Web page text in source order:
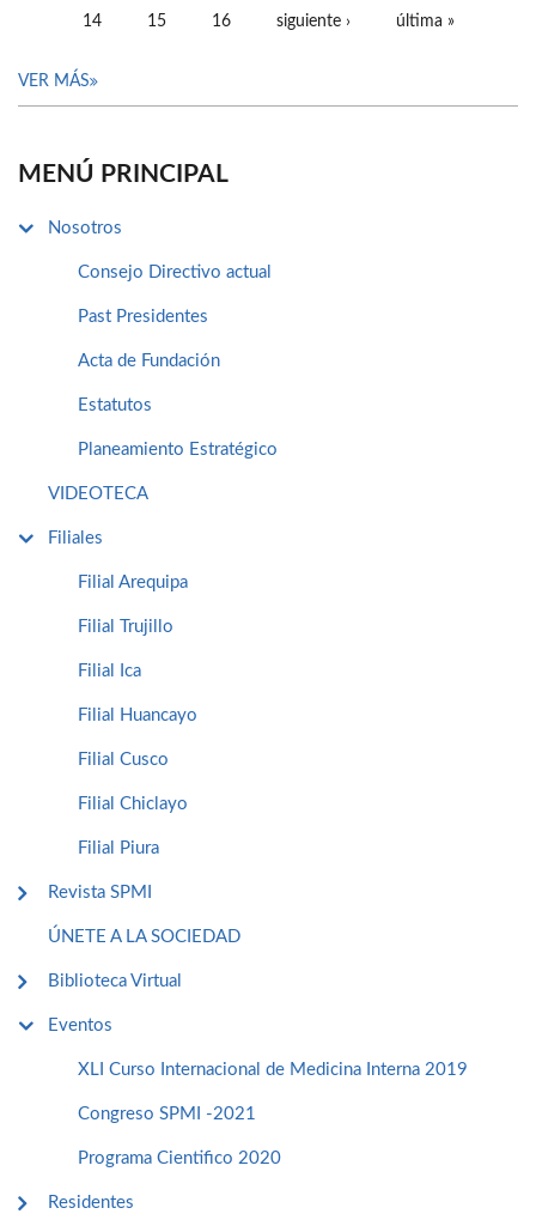
14 15 16 siguiente › última »
VER MÁS
MENÚ PRINCIPAL
Nosotros
Consejo Directivo actual
Past Presidentes
Acta de Fundación
Estatutos
Planeamiento Estratégico
VIDEOTECA
Filiales
Filial Arequipa
Filial Trujillo
Filial Ica
Filial Huancayo
Filial Cusco
Filial Chiclayo
Filial Piura
Revista SPMI
ÚNETE A LA SOCIEDAD
Biblioteca Virtual
Eventos
XLI Curso Internacional de Medicina Interna 2019
Congreso SPMI -2021
Programa Cientifico 2020
Residentes